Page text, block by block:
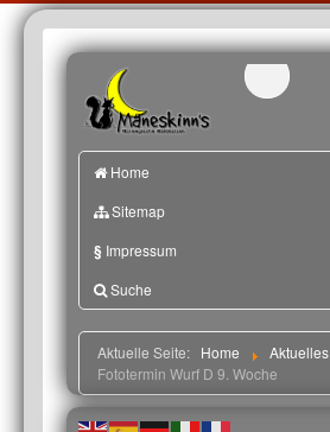
Home
Sitemap
§ Impressum
Suche
Aktuelle Seite: Home
Aktuelles
Fototermin Wurf D 9. Woche